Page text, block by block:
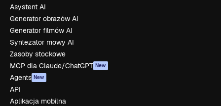
Asystent AI
Generator obrazów AI
Generator filmów AI
Syntezator mowy AI
Zasoby stockowe
MCP dla Claude/ChatGPT New
Agents New
API
Aplikacja mobilna